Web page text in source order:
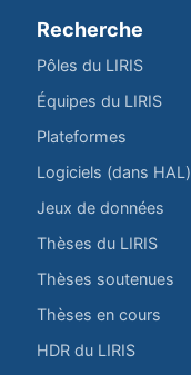
Recherche
Pôles du LIRIS
Équipes du LIRIS
Plateformes
Logiciels (dans HAL)
Jeux de données
Thèses du LIRIS
Thèses soutenues
Thèses en cours
HDR du LIRIS